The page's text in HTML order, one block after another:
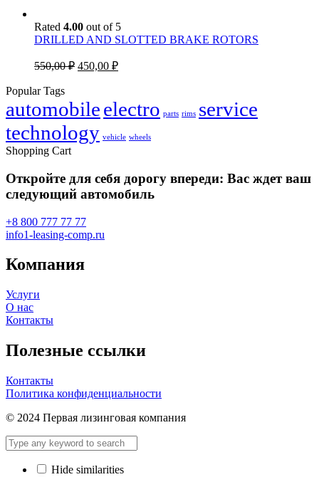
Rated 4.00 out of 5
DRILLED AND SLOTTED BRAKE ROTORS
550,00₽ Original
550,00 ₽.
450,00 ₽Current
450,00 ₽.
Popular Tags
automobileelectro parts rims service
technology vehicle wheels
Shopping Cart
Откройте для себя дорогу впереди: Вас ждет ваш
следующий автомобиль
+8 800 777 77 77
info1-leasing-comp.ru
Компания
Услуги
О нас
Контакты
Полезные ссылки
Контакты
Политика конфиденциальности
© 2024 Первая лизинговая компания
Hide similarities